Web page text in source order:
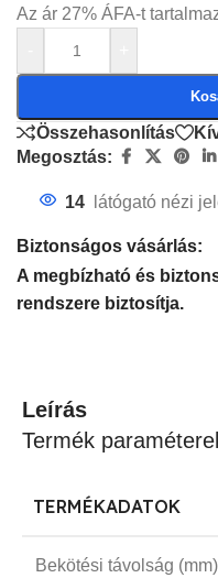
Az ár 27% ÁFA-t
Összehasonlítás
Megosztás:
14 látógató nézi
Biztonságos vásárlás:
A megbízható és
rendszere biztosítja.
Leírás
Termék
TERMÉKADATOK
Bekötési távolság (mm)